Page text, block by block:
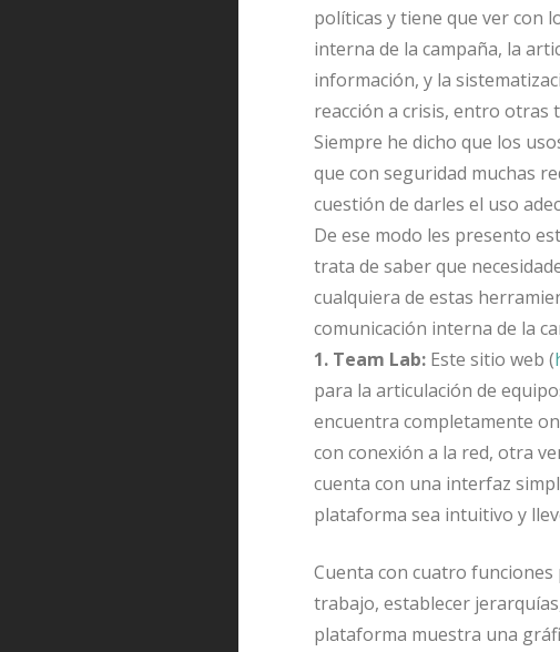
políticas y tiene que ver con
interna de la campaña, la
información, y la
reacción a crisis, entro otras
Siempre he dicho que los
que con seguridad muchas
cuestión de darles el uso
De ese modo les presento
trata de saber que
cualquiera de estas
comunicación interna de la
1. Team Lab: Este sitio web (
para la articulación de
encuentra completamente
con conexión a la red, otra
cuenta con una interfaz
plataforma sea intuitivo y
Cuenta con cuatro funciones
trabajo, establecer
plataforma muestra una